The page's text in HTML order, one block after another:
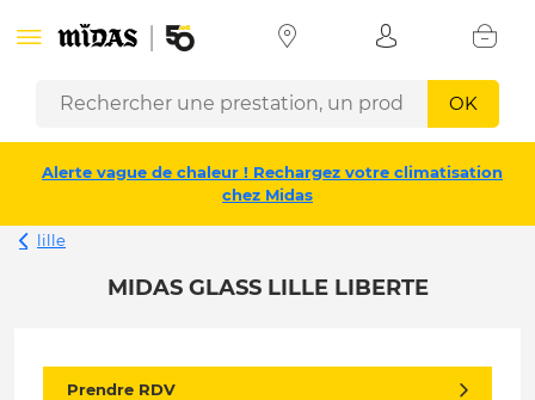
OK
Alerte vague de chaleur ! Rechargez votre climatisation
chez Midas
lille
MIDAS GLASS LILLE LIBERTE
Prendre RDV